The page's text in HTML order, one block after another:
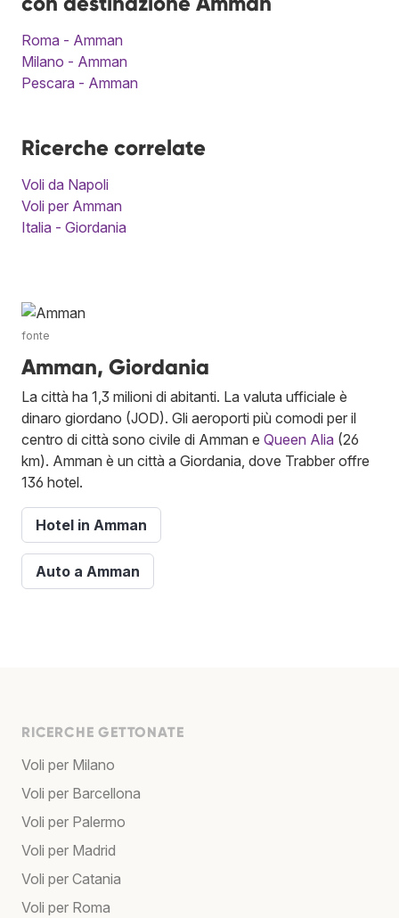
Roma - Amman
Milano - Amman
Pescara - Amman
Ricerche correlate
Voli da Napoli
Voli per Amman
Italia - Giordania
fonte
Amman, Giordania
La città ha 1,3 milioni di abitanti. La valuta ufficiale è
dinaro giordano (JOD). Gli aeroporti più comodi per il
centro di città sono civile di Amman e Queen Alia (26
km). Amman è un città a Giordania, dove Trabber offre
136 hotel.
Hotel in Amman
Auto a Amman
RICERCHE GETTONATE
Voli per Milano
Voli per Barcellona
Voli per Palermo
Voli per Madrid
Voli per Catania
Voli per Roma